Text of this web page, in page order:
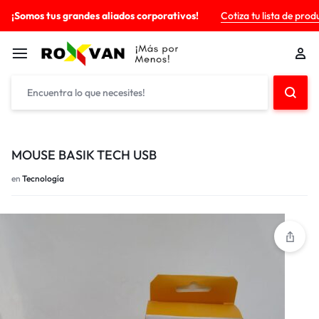
¡Somos tus grandes aliados corporativos! Cotiza tu lista de
MOUSE BASIK TECH USB
en Tecnología